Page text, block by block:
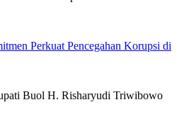
Perkuat Pencegahan Korupsi di
Buol H. Risharyudi Triwibowo